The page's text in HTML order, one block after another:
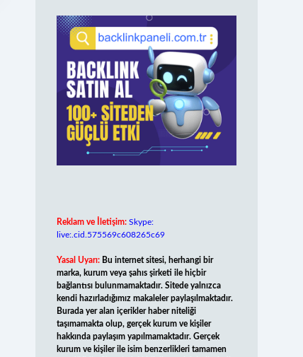
Reklam ve İletişim: Skype:
live:.cid.575569c608265c69
Yasal Uyarı: Bu internet sitesi, herhangi bir
marka, kurum veya şahıs şirketi ile hiçbir
bağlantısı bulunmamaktadır. Sitede yalnızca
kendi hazırladığımız makaleler paylaşılmaktadır.
Burada yer alan içerikler haber niteliği
taşımamakta olup, gerçek kurum ve kişiler
hakkında paylaşım yapılmamaktadır. Gerçek
kurum ve kişiler ile isim benzerlikleri tamamen